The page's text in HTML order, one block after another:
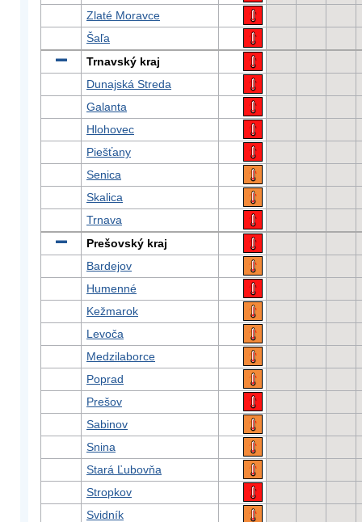
Zlaté Moravce
Šaľa
Trnavský kraj
Dunajská Streda
Galanta
Hlohovec
Piešťany
Senica
Skalica
Trnava
Prešovský kraj
Bardejov
Humenné
Kežmarok
Levoča
Medzilaborce
Poprad
Prešov
Sabinov
Snina
Stará Ľubovňa
Stropkov
Svidník